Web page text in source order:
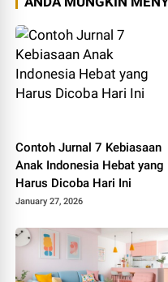
Contoh Jurnal 7 Kebiasaan
Anak Indonesia Hebat yang
Harus Dicoba Hari Ini
January 27, 2026